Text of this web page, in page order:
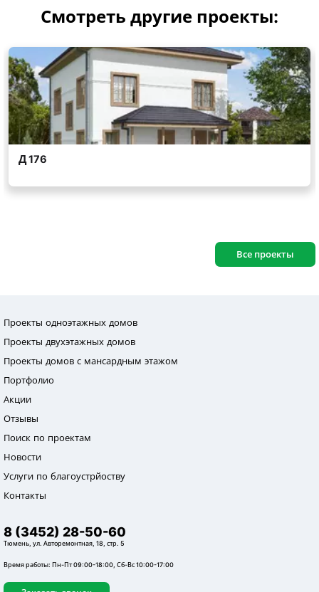
Смотреть другие проекты:
Все проекты
Проекты одноэтажных домов
Проекты двухэтажных домов
Проекты домов с мансардным этажом
Портфолио
Акции
Отзывы
Поиск по проектам
Новости
Услуги по благоустрйоству
Контакты
8 (3452) 28-50-60
Тюмень, ул. Авторемонтная, 18, стр. 5
Время работы: Пн-Пт 09:00-18:00, Сб-Вс 10:00-17:00